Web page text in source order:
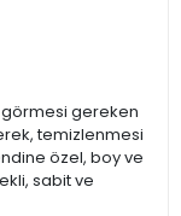
görmesi gereken
temizlenmesi
özel, boy ve
sabit ve